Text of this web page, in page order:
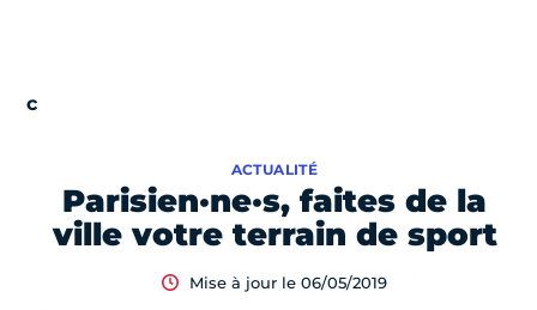
Parisien·ne·s, faites de la
ville votre terrain de sport
ACTUALITÉ
Mise à jour le 06/05/2019